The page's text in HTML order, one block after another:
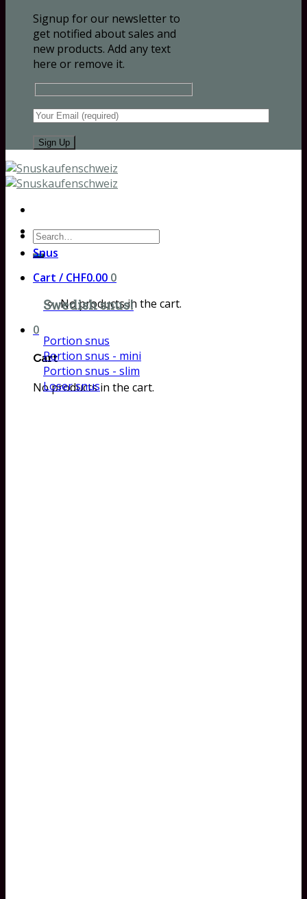
Signup for our newsletter to
get notified about sales and
new products. Add any text
here or remove it.
Search
for:
Cart / CHF0.00 0
No products in the cart.
0
Cart
No products in the cart.
Snus
Swedish snus!
Portion snus
Portion snus - mini
Portion snus - slim
Loser snus